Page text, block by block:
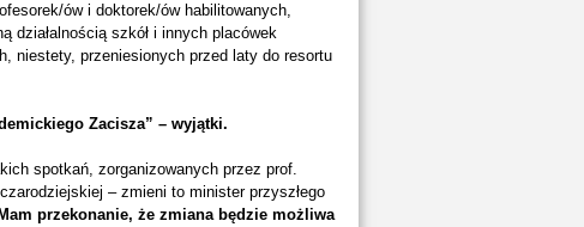
ów i doktorek/ów habilitowanych,
szkół i innych placówek
niestety, przeniesionych przed laty do resortu
Zacisza” – wyjątki.
spotkań, zorganizowanych przez prof.
– zmieni to minister przyszłego
Mam przekonanie, że zmiana będzie możliwa